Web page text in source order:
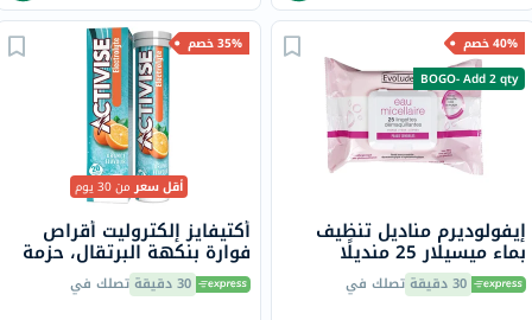
40% خصم
BOGO- Add 2 qty
إيفولوديرم مناديل تنظيف
بماء ميسيلار 25 منديلًا
16279 30 دقيقة تصلك في
35% خصم
أقل سعرمن 30 يوم
أكتيفايز إلكتروليت أقراص
فوارة بنكهة البرتقال، حزمة
من 20 30 دقيقة تصلك في